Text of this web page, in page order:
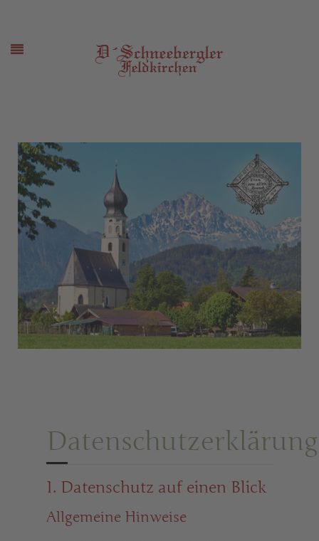
Datenschutzerklärung
1. Datenschutz auf einen Blick
Allgemeine Hinweise